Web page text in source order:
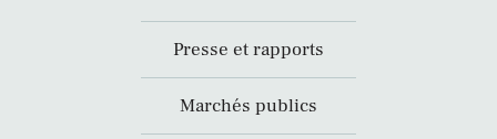
Presse et rapports
Marchés publics